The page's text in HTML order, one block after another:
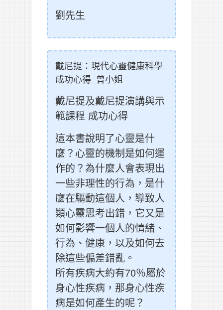
劉先生
戴尼提：現代心靈健康科學
成功心得_曾小姐
戴尼提及戴尼提演講與示
範課程 成功心得
這本書說明了心靈是什
麼？心靈的機制是如何運
作的？為什麼人會表現出
一些非理性的行為，是什
麼在驅動這個人，導致人
類心靈思考出錯，它又是
如何影響一個人的情緒、
行為、健康，以及如何去
除這些偏差錯亂。
所有疾病大約有70％屬於
身心性疾病，那身心性疾
病是如何產生的呢？